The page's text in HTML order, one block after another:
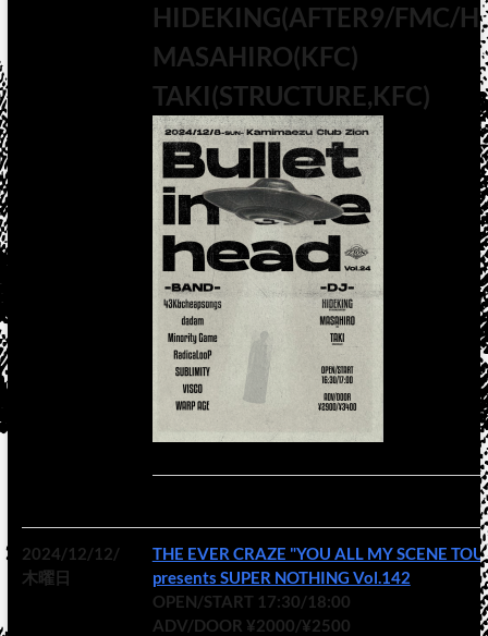
HIDEKING(AFTER9/FMC/
MASAHIRO(KFC)
TAKI(STRUCTURE,KFC)
2024/12/12/
木曜日
THE EVER CRAZE "YOU ALL MY SCENE
presents SUPER NOTHING Vol.142
OPEN/START 17:30/18:00
ADV/DOOR ¥2000/¥2500